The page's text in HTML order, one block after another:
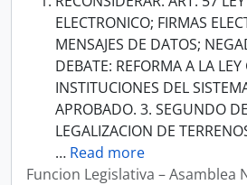
ELECTRONICO; FIRMAS
MENSAJES DE DATOS;
DEBATE: REFORMA A LA
INSTITUCIONES DEL
APROBADO. 3. SEGUNDO
LEGALIZACION DE
… Read more
Funcion Legislativa – Asamblea